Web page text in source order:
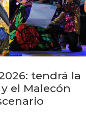
tendrá la
el Malecón